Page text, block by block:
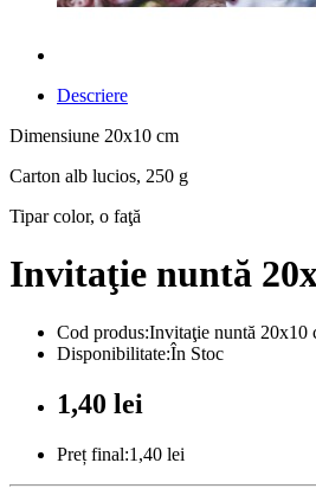
Descriere
Dimensiune 20x10 cm
Carton alb lucios, 250 g
Tipar color, o faţă
Invitaţie nuntă
Cod produs:Invitaţie nuntă 20x10
Disponibilitate:În Stoc
1,40 lei
Preț final:1,40 lei